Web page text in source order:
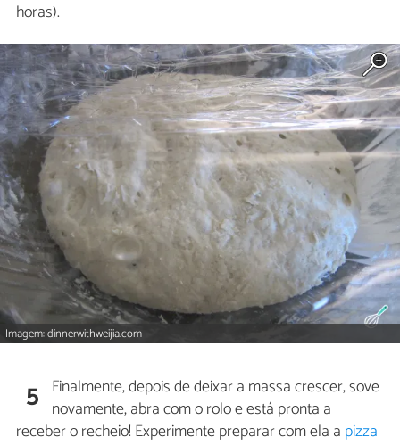
horas).
Imagem: dinnerwithweijia.com
5 Finalmente, depois de deixar a massa crescer, sove
novamente, abra com o rolo e está pronta a
receber o recheio! Experimente preparar com ela a pizza